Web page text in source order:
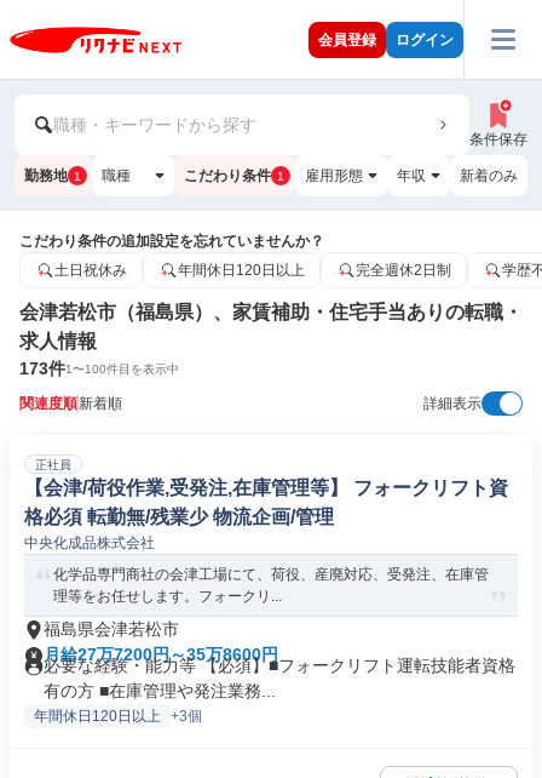
会員登録 ログイン
職種・キーワードから探す
条件保存
勤務地 1 職種 こだわり条件 1 雇用形態 年収 新着のみ
こだわり条件の追加設定を忘れていませんか？
土日祝休み
年間休日120日以上 完全週休2日制 学歴
会津若松市（福島県）、家賃補助・住宅手当ありの転職・
求人情報
173件1〜100件目を表示中
関連度順新着順 詳細表示
正社員
【会津/荷役作業,受発注,在庫管理等】 フォークリフト資
格必須 転勤無/残業少 物流企画/管理
中央化成品株式会社
化学品専門商社の会津工場にて、荷役、産廃対応、受発注、在庫管
理等をお任せします。フォークリ...
福島県会津若松市
月給27万7200円～35万8600円
必要な経験・能力等 【必須】■フォークリフト運転技能者資格
有の方 ■在庫管理や発注業務...
年間休日120日以上 +3個